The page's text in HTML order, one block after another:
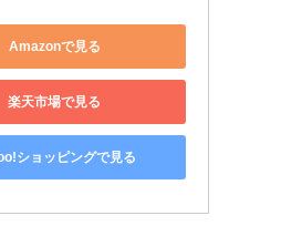
Amazonで見る
楽天市場で見る
ショッピングで見る